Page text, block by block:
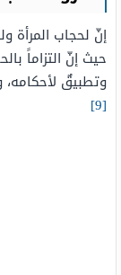
إنّ لحجاب المرأة
حيث إنّ التزاماً
وتطبيقٌ لأحكامه،
[9]